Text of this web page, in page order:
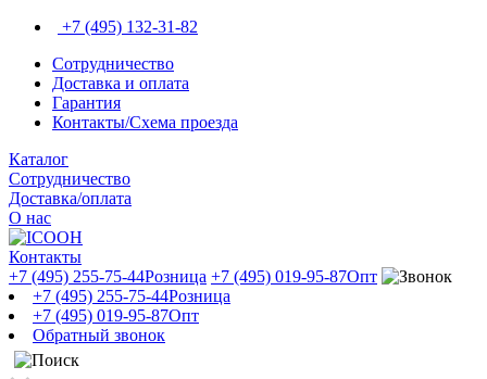
+7 (495) 132-31-82
Сотрудничество
Доставка и оплата
Гарантия
Контакты/Схема проезда
Каталог
Сотрудничество
Доставка/оплата
О нас
Контакты
+7 (495) 255-75-44Розница +7 (495) 019-95-87Опт
+7 (495) 255-75-44Розница
+7 (495) 019-95-87Опт
Обратный звонок